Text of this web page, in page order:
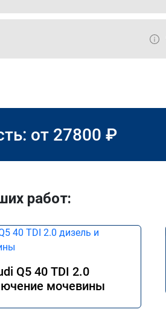
от 27800 ₽
работ:
Q5 40 TDI 2.0
мочевины